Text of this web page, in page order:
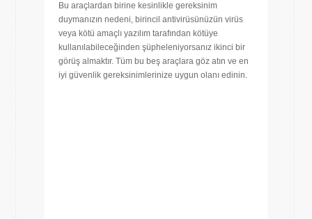
Bu araçlardan birine kesinlikle gereksinim
duymanızın nedeni, birincil antivirüsünüzün virüs
veya kötü amaçlı yazılım tarafından kötüye
kullanılabileceğinden şüpheleniyorsanız ikinci bir
görüş almaktır. Tüm bu beş araçlara göz atın ve en
iyi güvenlik gereksinimlerinize uygun olanı edinin.